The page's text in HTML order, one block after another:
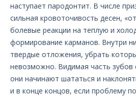
наступает пародонтит. В числе
сильная кровоточивость десен,
болевые реакции на теплую и
формирование карманов. Внутри
твердые отложения, убрать
невозможно. Видимая часть зубов
они начинают шататься и
и в конце концов, если проблему